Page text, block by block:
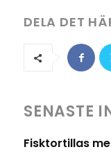
DELA DET
SENASTE
Fisktortillas